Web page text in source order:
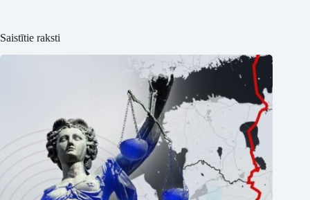
Saistītie raksti